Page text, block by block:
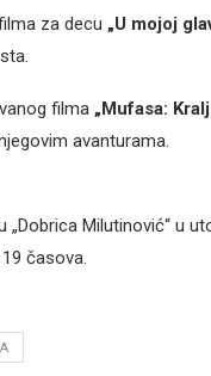
za decu „U mojoj
filma „Mufasa:
avanturama.
Milutinović“ u
časova.